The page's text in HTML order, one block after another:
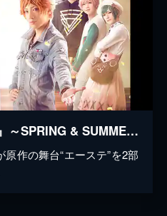
MANKAI MOVIE『A3!』～SPRING & SUMMER～
作の舞台“エーステ”を2部